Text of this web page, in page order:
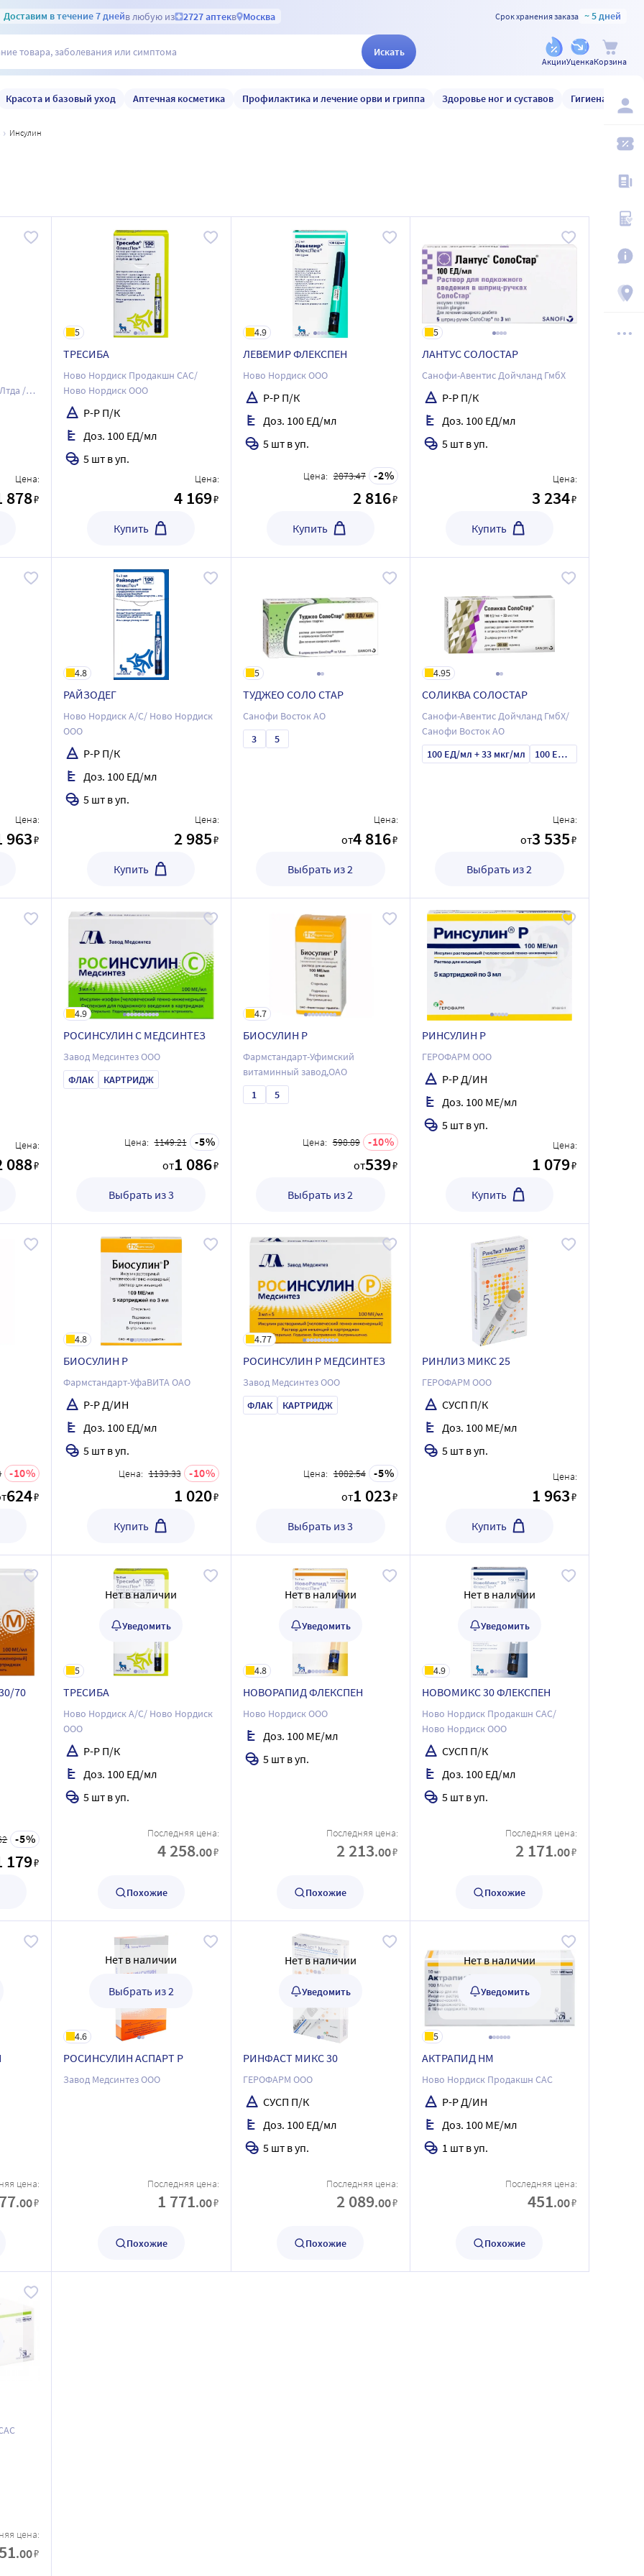
Доставим в течение 7 днейв любую из 2727 аптекв Москва Срок хранения заказа ~ 5 дней
Искать
АкцииУценкаКорзина
Красота и базовый уход Аптечная косметика Профилактика и лечение орви и гриппа Здоровье ног и суставов Гигиена и уход
инсулин
/
Цена:
878₽
5
ТРЕСИБА
Ново Нордиск Продакшн САС/
Ново Нордиск ООО
Р-Р П/К
Доз. 100 ЕД/мл
5 шт в уп.
Цена:
4 169₽
Купить
4.9
ЛЕВЕМИР ФЛЕКСПЕН
Ново Нордиск ООО
Р-Р П/К
Доз. 100 ЕД/мл
5 шт в уп.
Цена: 2873.47 2
2 816₽
Купить
5
ЛАНТУС СОЛОСТАР
Санофи-Авентис Дойчланд ГмбХ
Р-Р П/К
Доз. 100 ЕД/мл
5 шт в уп.
Цена:
3 234₽
Купить
Цена:
963₽
4.8
РАЙЗОДЕГ
Ново Нордиск А/С/ Ново Нордиск
ООО
Р-Р П/К
Доз. 100 ЕД/мл
5 шт в уп.
Цена:
2 985₽
Купить
5
ТУДЖЕО СОЛО СТАР
Санофи Восток АО
3
5
Цена:
от4 816₽
Выбрать из 2
4.95
СОЛИКВА СОЛОСТАР
Санофи-Авентис Дойчланд ГмбХ/
Санофи Восток АО
100 ЕД/мл + 33 мкг/мл
100 ЕД/мл + 50 мкг/мл
Цена:
от3 535₽
Выбрать из 2
Цена:
088₽
4.9
РОСИНСУЛИН С МЕДСИНТЕЗ
Завод Медсинтез ООО
ФЛАК
КАРТРИДЖ
Цена: 1149.21
5
от1 086₽
Выбрать из 3
4.7
БИОСУЛИН Р
Фармстандарт-Уфимский
витаминный завод,ОАО
1
5
Цена: 598.89
10
от539₽
Выбрать из 2
РИНСУЛИН Р
ГЕРОФАРМ ООО
Р-Р Д/ИН
Доз. 100 МЕ/мл
5 шт в уп.
Цена:
1 079₽
Купить
10
624₽
4.8
БИОСУЛИН Р
Фармстандарт-УфаВИТА ОАО
Р-Р Д/ИН
Доз. 100 ЕД/мл
5 шт в уп.
Цена: 1133.33 10
1 020₽
Купить
4.77
РОСИНСУЛИН Р МЕДСИНТЕЗ
Завод Медсинтез ООО
ФЛАК
КАРТРИДЖ
Цена: 1082.54
5
от1 023₽
Выбрать из 3
РИНЛИЗ МИКС 25
ГЕРОФАРМ ООО
СУСП П/К
Доз. 100 МЕ/мл
5 шт в уп.
Цена:
1 963₽
Купить
70
5
179₽
Нет в наличии
Уведомить
5
ТРЕСИБА
Ново Нордиск А/С/ Ново Нордиск
ООО
Р-Р П/К
Доз. 100 ЕД/мл
5 шт в уп.
Последняя цена:
4 258.00₽
Похожие
Нет в наличии
Уведомить
4.8
НОВОРАПИД ФЛЕКСПЕН
Ново Нордиск ООО
Доз. 100 МЕ/мл
5 шт в уп.
Последняя цена:
2 213.00₽
Похожие
Нет в наличии
Уведомить
4.9
НОВОМИКС 30 ФЛЕКСПЕН
Ново Нордиск Продакшн САС/
Ново Нордиск ООО
СУСП П/К
Доз. 100 ЕД/мл
5 шт в уп.
Последняя цена:
2 171.00₽
Похожие
цена:
.00₽
Нет в наличии
Выбрать из 2
4.6
РОСИНСУЛИН АСПАРТ Р
Завод Медсинтез ООО
Последняя цена:
1 771.00₽
Похожие
Нет в наличии
Уведомить
РИНФАСТ МИКС 30
ГЕРОФАРМ ООО
СУСП П/К
Доз. 100 ЕД/мл
5 шт в уп.
Последняя цена:
2 089.00₽
Похожие
Нет в наличии
Уведомить
5
АКТРАПИД НМ
Ново Нордиск Продакшн САС
Р-Р Д/ИН
Доз. 100 МЕ/мл
1 шт в уп.
Последняя цена:
451.00₽
Похожие
цена:
.00₽